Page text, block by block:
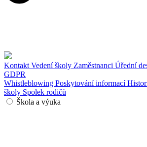
Kontakt Vedení školy Zaměstnanci Úřední
GDPR
Whistleblowing Poskytování informací
školy Spolek rodičů
Škola a výuka